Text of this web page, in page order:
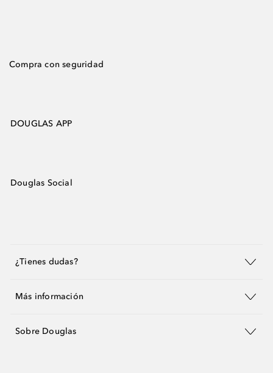
Compra con seguridad
DOUGLAS APP
Douglas Social
¿Tienes dudas?
Más información
Sobre Douglas